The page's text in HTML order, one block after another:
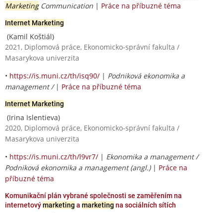
MarketingCommunication | Práce na příbuzné téma
Internet Marketing
(Kamil Koštiál)
2021, Diplomová práce, Ekonomicko-správní fakulta /
Masarykova univerzita
• https://is.muni.cz/th/isq90/ | Podniková ekonomika a
management / | Práce na příbuzné téma
Internet Marketing
(Irina Islentieva)
2020, Diplomová práce, Ekonomicko-správní fakulta /
Masarykova univerzita
• https://is.muni.cz/th/l9vr7/ | Ekonomika a management /
Podniková ekonomika a management (angl.)| Práce na
příbuzné téma
Komunikační plán vybrané společnosti se zaměřením na
internetovýmarketing a marketing na sociálních sítích